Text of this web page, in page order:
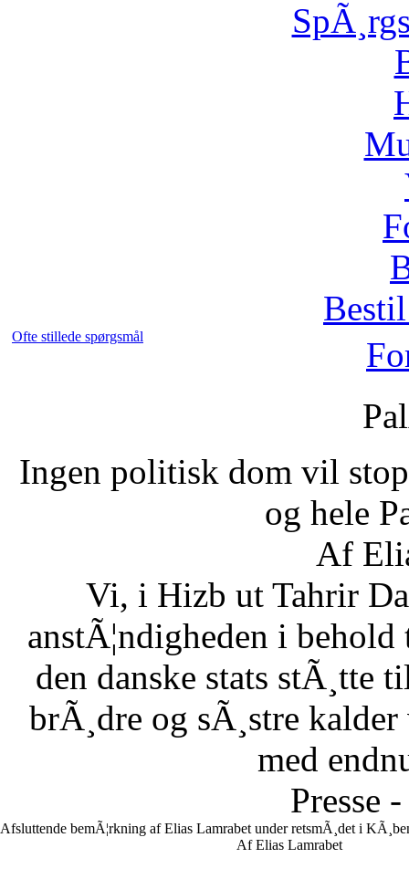
Ofte stillede spørgsmål
Ingen politisk dom vil
og hele
Af
Vi, i Hizb ut Tahrir
anstÃ¦ndigheden i
den danske stats stÃ¸tte
brÃ¸dre og sÃ¸stre
med
Presse
Afsluttende bemÃ¦rkning af Elias Lamrabet under retsmÃ¸det i
Af Elias Lamrabet